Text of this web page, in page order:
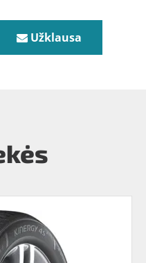
Užklausa